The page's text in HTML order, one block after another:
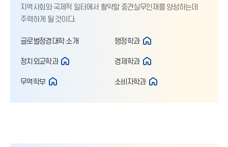
지역사회와 국제적 일터에서 활약할 중견실무인재를 양성하는데
주력하게 될 것이다.
글로벌정경대학 소개 행정학과
정치외교학과 경제학과
무역학부 소비자학과